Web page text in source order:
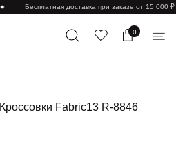
Бесплатная доставка при заказе от 15 000 ₽
Кроссовки Fabric13 R-8846